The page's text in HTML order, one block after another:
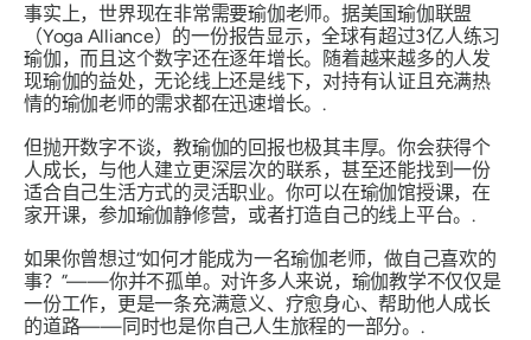
事实上，世界现在非常需要瑜伽老师。据美国瑜伽联盟
（Yoga Alliance）的一份报告显示，全球有超过3亿人练习
瑜伽，而且这个数字还在逐年增长。随着越来越多的人发
现瑜伽的益处，无论线上还是线下，对持有认证且充满热
情的瑜伽老师的需求都在迅速增长。.
但抛开数字不谈，教瑜伽的回报也极其丰厚。你会获得个
人成长，与他人建立更深层次的联系，甚至还能找到一份
适合自己生活方式的灵活职业。你可以在瑜伽馆授课，在
家开课，参加瑜伽静修营，或者打造自己的线上平台。.
如果你曾想过“如何才能成为一名瑜伽老师，做自己喜欢的
事？”——你并不孤单。对许多人来说，瑜伽教学不仅仅是
一份工作，更是一条充满意义、疗愈身心、帮助他人成长
的道路——同时也是你自己人生旅程的一部分。.